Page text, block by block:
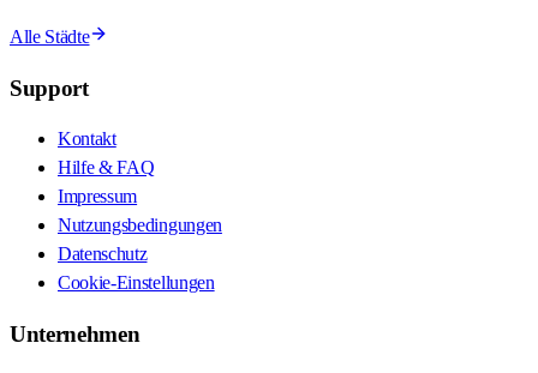
Alle Städte
Support
Kontakt
Hilfe & FAQ
Impressum
Nutzungsbedingungen
Datenschutz
Cookie-Einstellungen
Unternehmen